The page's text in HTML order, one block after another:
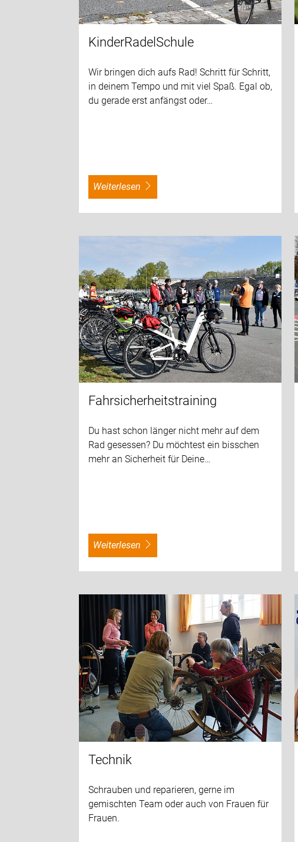
KinderRadelSchule
Wir bringen dich aufs Rad! Schritt für Schritt,
in deinem Tempo und mit viel Spaß. Egal ob,
du gerade erst anfängst oder…
weiterlesen
Fahrsicherheitstraining
Du hast schon länger nicht mehr auf dem
Rad gesessen? Du möchtest ein bisschen
mehr an Sicherheit für Deine…
weiterlesen
Technik
Schrauben und reparieren, gerne im
gemischten Team oder auch von Frauen für
Frauen.